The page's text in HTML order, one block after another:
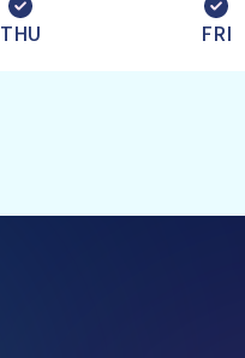
THU FRI